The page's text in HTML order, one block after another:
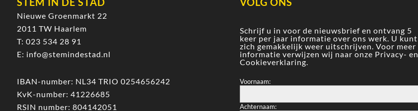
Nieuwe Groenmarkt 22
2011 TW Haarlem
T: 023 534 28 91
E: info@stemindestad.nl
IBAN-number: NL34 TRIO 0254656242
KvK-number: 41226685
RSIN number: 804142051
Schrijf u in voor de nieuwsbrief en ontvang 5
keer per jaar informatie over ons werk. U kunt
zich gemakkelijk weer uitschrijven. Voor meer
informatie verwijzen wij naar onze Privacy- en
Cookieverklaring.
Voornaam:
Achternaam: